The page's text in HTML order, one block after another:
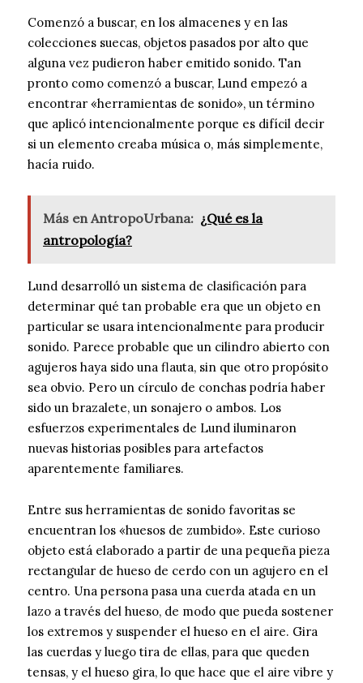
Comenzó a buscar, en los almacenes y en las
colecciones suecas, objetos pasados ​​por alto que
alguna vez pudieron haber emitido sonido. Tan
pronto como comenzó a buscar, Lund empezó a
encontrar «herramientas de sonido», un término
que aplicó intencionalmente porque es difícil decir
si un elemento creaba música o, más simplemente,
hacía ruido.
Más en AntropoUrbana: ¿Qué es la
antropología?
Lund desarrolló un sistema de clasificación para
determinar qué tan probable era que un objeto en
particular se usara intencionalmente para producir
sonido. Parece probable que un cilindro abierto con
agujeros haya sido una flauta, sin que otro propósito
sea obvio. Pero un círculo de conchas podría haber
sido un brazalete, un sonajero o ambos. Los
esfuerzos experimentales de Lund iluminaron
nuevas historias posibles para artefactos
aparentemente familiares.
Entre sus herramientas de sonido favoritas se
encuentran los «huesos de zumbido». Este curioso
objeto está elaborado a partir de una pequeña pieza
rectangular de hueso de cerdo con un agujero en el
centro. Una persona pasa una cuerda atada en un
lazo a través del hueso, de modo que pueda sostener
los extremos y suspender el hueso en el aire. Gira
las cuerdas y luego tira de ellas, para que queden
tensas, y el hueso gira, lo que hace que el aire vibre y